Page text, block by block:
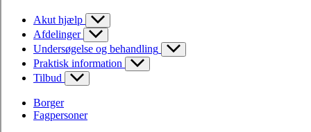
Akut hjælp
Afdelinger
Undersøgelse og behandling
Praktisk information
Tilbud
Borger
Fagpersoner